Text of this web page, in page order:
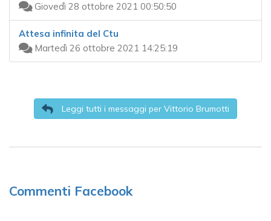
Giovedì 28 ottobre 2021 00:50:50
Attesa infinita del Ctu
Martedì 26 ottobre 2021 14:25:19
Leggi tutti i messaggi per Vittorio Brumotti
Commenti Facebook